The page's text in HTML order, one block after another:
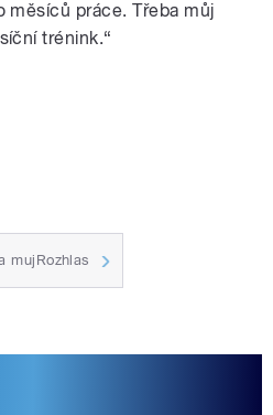
měsíců práce. Třeba můj
trénink.“
mujRozhlas